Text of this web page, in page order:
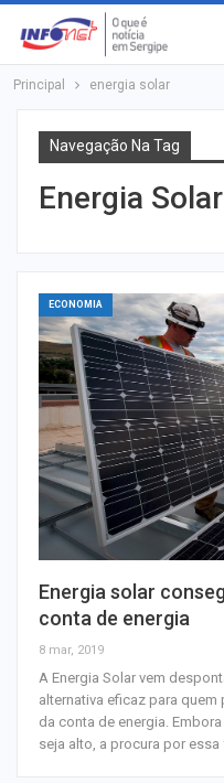
Principal energia solar
Navegação Na Tag
Energia Solar
ECONOMIA
Energia solar
conta de energia
8 mar, 2019
A Energia Solar vem
alternativa eficaz para
da conta de energia.
seja alto, a procura por essa